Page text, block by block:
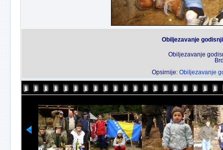
Obiljezavanje
Obiljezavanje
Opsirnije: Obiljezavanje